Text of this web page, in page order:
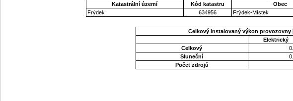
Katastrální území
Kód katastru Obec
Frýdek
634956 Frýdek-Místek
Celkový instalovaný výkon provozovny
Elektrický
Celkový
Sluneční
Počet zdrojů